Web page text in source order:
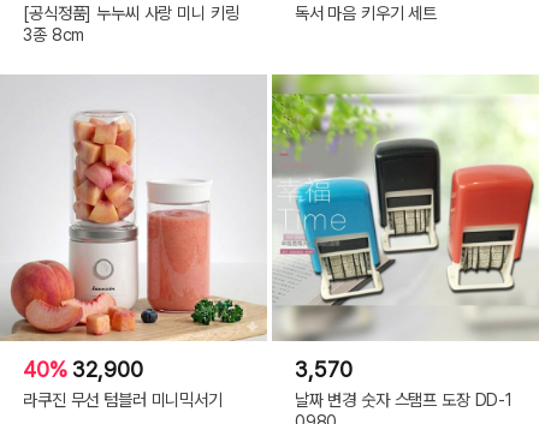
[공식정품] 누누씨 사랑 미니 키링
3종 8cm
독서 마음 키우기 세트
40% 32,900
라쿠진 무선 텀블러 미니믹서기
3,570
날짜 변경 숫자 스탬프 도장 DD-1